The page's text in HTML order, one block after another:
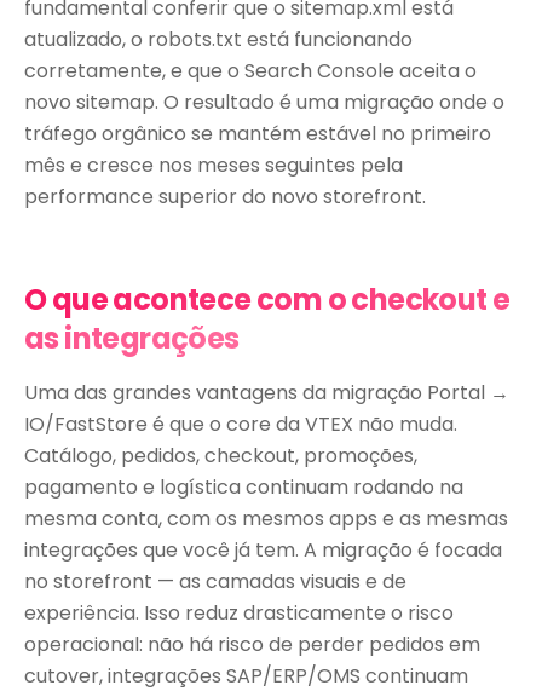
fundamental conferir que o sitemap.xml está
atualizado, o robots.txt está funcionando
corretamente, e que o Search Console aceita o
novo sitemap. O resultado é uma migração onde o
tráfego orgânico se mantém estável no primeiro
mês e cresce nos meses seguintes pela
performance superior do novo storefront.
O que acontece com o checkout e
as integrações
Uma das grandes vantagens da migração Portal →
IO/FastStore é que o core da VTEX não muda.
Catálogo, pedidos, checkout, promoções,
pagamento e logística continuam rodando na
mesma conta, com os mesmos apps e as mesmas
integrações que você já tem. A migração é focada
no storefront — as camadas visuais e de
experiência. Isso reduz drasticamente o risco
operacional: não há risco de perder pedidos em
cutover, integrações SAP/ERP/OMS continuam